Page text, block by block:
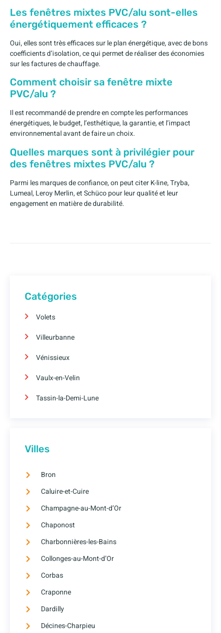
Les fenêtres mixtes PVC/alu sont-elles
énergétiquement efficaces ?
Oui, elles sont très efficaces sur le plan énergétique, avec de bons
coefficients d’isolation, ce qui permet de réaliser des économies
sur les factures de chauffage.
Comment choisir sa fenêtre mixte
PVC/alu ?
Il est recommandé de prendre en compte les performances
énergétiques, le budget, l’esthétique, la garantie, et l’impact
environnemental avant de faire un choix.
Quelles marques sont à privilégier pour
des fenêtres mixtes PVC/alu ?
Parmi les marques de confiance, on peut citer K-line, Tryba,
Lumeal, Leroy Merlin, et Schüco pour leur qualité et leur
engagement en matière de durabilité.
Catégories
Volets
Villeurbanne
Vénissieux
Vaulx-en-Velin
Tassin-la-Demi-Lune
Villes
Bron
Caluire-et-Cuire
Champagne-au-Mont-d’Or
Chaponost
Charbonnières-les-Bains
Collonges-au-Mont-d’Or
Corbas
Craponne
Dardilly
Décines-Charpieu